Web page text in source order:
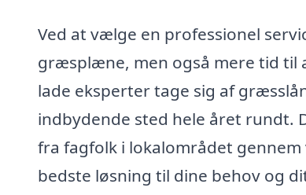
Ved at vælge en professionel
græsplæne, men også mere tid til
lade eksperter tage sig af
indbydende sted hele året rundt.
fra fagfolk i lokalområdet
bedste løsning til dine behov og